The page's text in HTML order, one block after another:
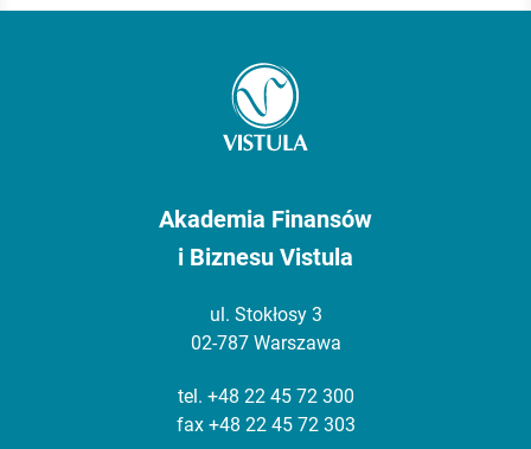
Akademia Finansów
i Biznesu Vistula
ul. Stokłosy 3
02-787 Warszawa
tel. +48 22 45 72 300
fax +48 22 45 72 303